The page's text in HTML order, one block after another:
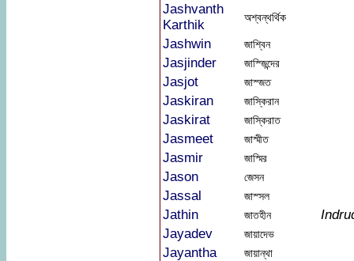
Jashvanth
Karthik
অশ্বন্থর্থিক
Jashwin জাশ্বিন
Jasjinder জাস্জিন্দের
Jasjot জাস্জত
Jaskiran জাস্কিরান
Jaskirat জাস্কিরাত
Jasmeet জাস্মীত
Jasmir জাস্মির
Jason জেসন
Jassal জাস্সল
Jathin জাতহীন
Jayadev
জায়াদেভ
Jayantha জায়ান্থা